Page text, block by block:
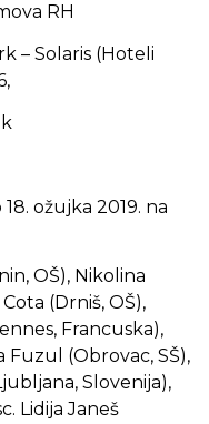
RH
– Solaris (Hoteli
ožujka 2019. na
OŠ), Nikolina
(Drniš, OŠ),
Francuska),
Fuzul (Obrovac, SŠ),
Slovenija),
Lidija Janeš